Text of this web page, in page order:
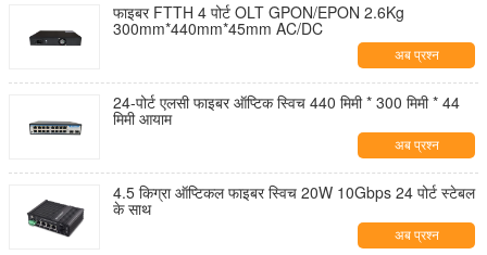
फाइबर FTTH 4 पोर्ट OLT GPON/EPON 2.6Kg
300mm*440mm*45mm AC/DC
अब प्रश्न
24-पोर्ट एलसी फाइबर ऑप्टिक स्विच 440 मिमी * 300 मिमी * 44
मिमी आयाम
अब प्रश्न
4.5 किग्रा ऑप्टिकल फाइबर स्विच 20W 10Gbps 24 पोर्ट स्टेबल
के साथ
अब प्रश्न